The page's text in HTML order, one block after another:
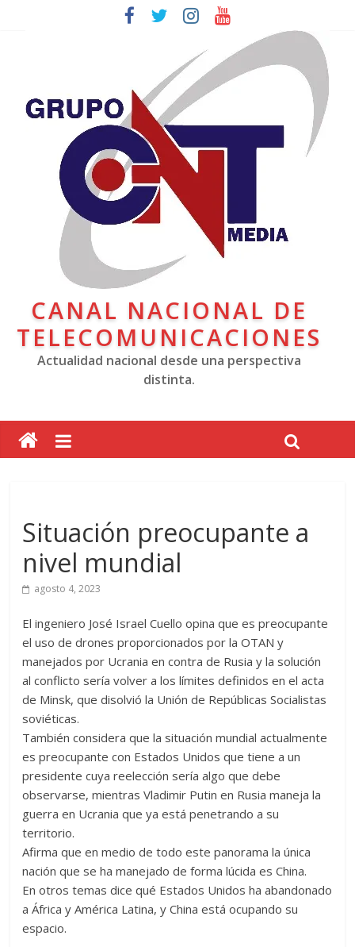
CANAL NACIONAL DE
TELECOMUNICACIONES
Actualidad nacional desde una perspectiva
distinta.
Situación preocupante a
nivel mundial
agosto 4, 2023
El ingeniero José Israel Cuello opina que es preocupante
el uso de drones proporcionados por la OTAN y
manejados por Ucrania en contra de Rusia y la solución
al conflicto sería volver a los límites definidos en el acta
de Minsk, que disolvió la Unión de Repúblicas Socialistas
soviéticas.
También considera que la situación mundial actualmente
es preocupante con Estados Unidos que tiene a un
presidente cuya reelección sería algo que debe
observarse, mientras Vladimir Putin en Rusia maneja la
guerra en Ucrania que ya está penetrando a su
territorio.
Afirma que en medio de todo este panorama la única
nación que se ha manejado de forma lúcida es China.
En otros temas dice qué Estados Unidos ha abandonado
a África y América Latina, y China está ocupando su
espacio.